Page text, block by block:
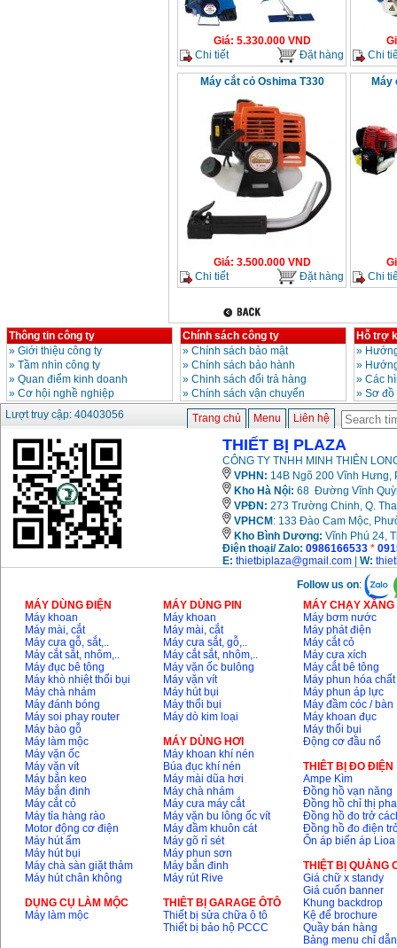
Giá: 5.330.000VND
Chi tiết
Đặt hàng
Chi
Máy cắt cỏ Oshima T330
Giá: 3.500.000VND
Chi tiết
Đặt hàng
Máy
Chi
Thông tin công ty
» Giới thiệu công ty
» Tầm nhìn công ty
» Quan điểm kinh doanh
» Cơ hội nghề nghiệp
Chính sách công ty
» Chính sách bảo mật
» Chính sách bảo hành
» Chinh sách đổi trả hàng
» Chính sách vận chuyển
Hỗ trợ
»
»
» Các
» Sơ
Lượt truy cập: 40403056
Trang chủ Menu Liên hệ
THIẾT BỊ PLAZA
CÔNG TY TNHH MINH THIÊN
VPHN: 14B Ngõ 200 Vĩnh Hưng,
Kho Hà Nội: 68 Đường Vĩnh
VPĐN: 273 Trường Chinh, Q.
VPHCM : 133 Đào Cam Mộc,
Kho Bình Dương: Vĩnh Phú 24,
Điện thoại/ Zalo: 0986166533 *
E: thietbiplaza@gmail.com W:
Follow us on:
MÁY DÙNG ĐIỆN
Máy khoan
Máy mài, cắt
Máy cưa gỗ, sắt,..
Máy cắt sắt, nhôm,..
Máy đục bê tông
Máy khò nhiệt thổi bụi
Máy chà nhám
Máy đánh bóng
Máy soi phay router
Máy bào gỗ
Máy làm mộc
Máy vặn ốc
Máy vặn vít
Máy bắn keo
Máy bắn đinh
Máy cắt cỏ
Máy tỉa hàng rào
Motor động cơ điện
Máy hút ẩm
Máy hút bụi
Máy chà sàn giặt thảm
Máy hút chân không
DỤNG CỤ LÀM MỘC
Máy làm mộc
MÁY DÙNG PIN
Máy khoan
Máy mài, cắt
Máy cưa sắt, gỗ,..
Máy cắt sắt, nhôm,..
Máy vặn ốc bulông
Máy vặn vít
Máy hút bụi
Máy thổi bụi
Máy dò kim loại
MÁY DÙNG HƠI
Máy khoan khí nén
Búa đục khí nén
Máy mài dũa hơi
Máy chà nhám
Máy cưa máy cắt
Máy vặn bu lông ốc vít
Máy đầm khuôn cát
Máy gõ rỉ sét
Máy phun sơn
Máy bắn đinh
Máy rút Rive
THIÊT BỊ GARAGE ÔTÔ
Thiết bị sửa chữa ô tô
Thiết bị bảo hộ PCCC
MÁY CHẠY
Máy bơm nước
Máy phát điện
Máy cắt cỏ
Máy cưa xích
Máy cắt bê tông
Máy phun hóa chất
Máy phun áp lực
Máy đầm cóc / bàn
Máy khoan đục
Máy thổi bụi
Động cơ đầu nổ
THIÊT BỊ ĐO ĐIỆN
Ampe Kìm
Đồng hồ vạn năng
Đồng hồ chỉ thị pha
Đồng hồ đo trở
Đồng hồ đo điện
Ổn áp biến áp Lioa
THIỆT BỊ QUẢNG
Giá chữ x standy
Giá cuốn banner
Khung backdrop
Kệ để brochure
Quầy bán hàng
Bảng menu chỉ dẫn